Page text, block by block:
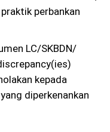
perbankan
LC/SKBDN/
kepada
diperkenankan